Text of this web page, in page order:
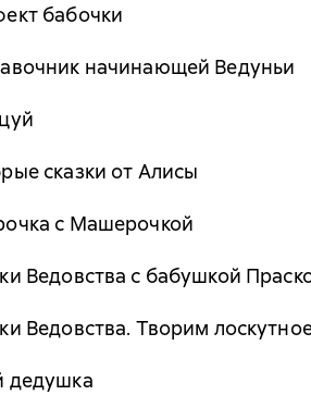
бабочки
начинающей Ведуньи
сказки от Алисы
с Машерочкой
Ведовства с бабушкой
Ведовства. Творим
дедушка